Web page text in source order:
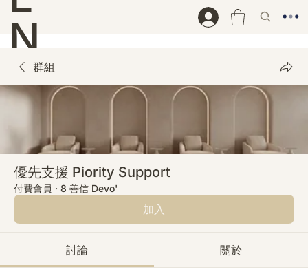
N
D群組
優先支援 Piority Support
付費會員 · 8 善信 Devo'
加入
討論 關於